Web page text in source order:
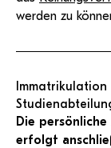
werden zu
Die
erfolgt